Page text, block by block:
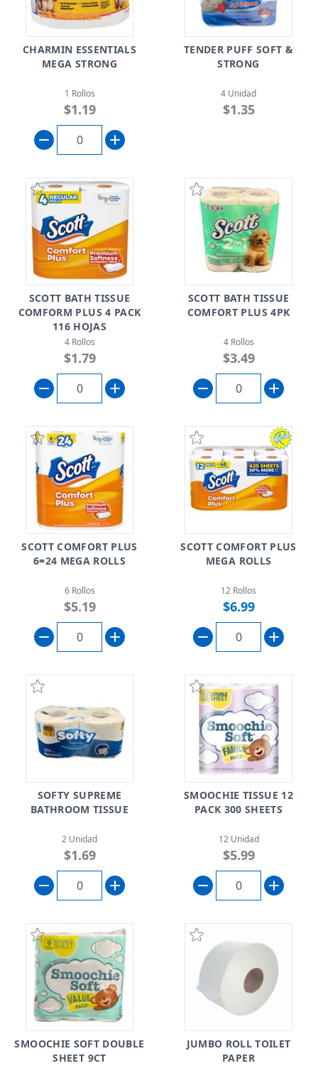
CHARMIN ESSENTIALS
MEGA STRONG
1 Rollos
$1.19
TENDER PUFF SOFT &
STRONG
4 Unidad
$1.35
SCOTT BATH TISSUE
COMFORM PLUS 4 PACK
116 HOJAS
4 Rollos
$1.79
SCOTT BATH TISSUE
COMFORT PLUS 4PK
4 Rollos
$3.49
SCOTT COMFORT PLUS
6=24 MEGA ROLLS
6 Rollos
$5.19
SCOTT COMFORT PLUS
MEGA ROLLS
12 Rollos
$6.99
SOFTY SUPREME
BATHROOM TISSUE
2 Unidad
$1.69
SMOOCHIE TISSUE 12
PACK 300 SHEETS
12 Unidad
$5.99
SMOOCHIE SOFT DOUBLE
SHEET 9CT
JUMBO ROLL TOILET
PAPER